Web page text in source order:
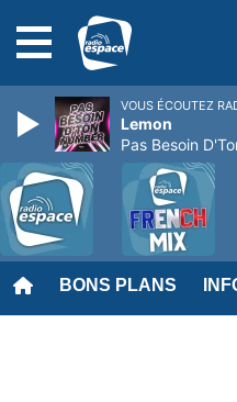
BONS PLANS
VOUS ÉCOUTEZ
Lemon
Pas Besoin